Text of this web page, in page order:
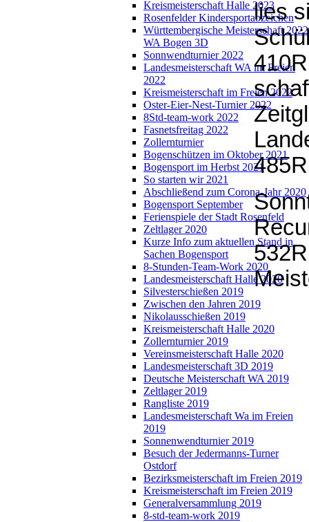
Kreismeisterschaft Halle 2023
Rosenfelder Kindersportabzeichen
Württembergische Meisterschaft 2022
WA Bogen 3D
Sonnwendturnier 2022
Landesmeisterschaft WA im Freien
2022
Kreismeisterschaft im Freien 2022
Oster-Eier-Nest-Turnier 2022
8Std-team-work 2022
Fasnetsfreitag 2022
Zollernturnier
Bogenschützen im Oktober 2021
Bogensport im Herbst 2021
So starten wir 2021
Abschließend zum Corona-Jahr 2020
Bogensport September
Ferienspiele der Stadt Rosenfeld
Zeltlager 2020
Kurze Info zum aktuellen Stand in
Sachen Bogensport
8-Stunden-Team-Work 2020
Landesmeisterschaft Halle 2020
Silvesterschießen 2019
Zwischen den Jahren 2019
Nikolausschießen 2019
Kreismeisterschaft Halle 2020
Zollernturnier 2019
Vereinsmeisterschaft Halle 2020
Landesmeisterschaft 3D 2019
Deutsche Meisterschaft WA 2019
Zeltlager 2019
Rangliste 2019
Landesmeisterschaft Wa im Freien
2019
Sonnenwendturnier 2019
Besuch der Jedermanns-Turner
Ostdorf
Bezirksmeisterschaft im Freien 2019
Kreismeisterschaft im Freien 2019
Generalversammlung 2019
8-std-team-work 2019
lies